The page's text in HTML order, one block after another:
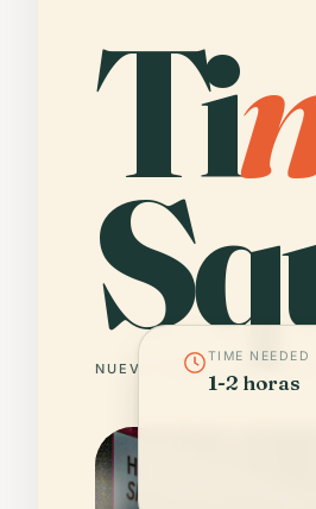
Ti
NUEVA YORK
TIME NEEDED
1-2 horas